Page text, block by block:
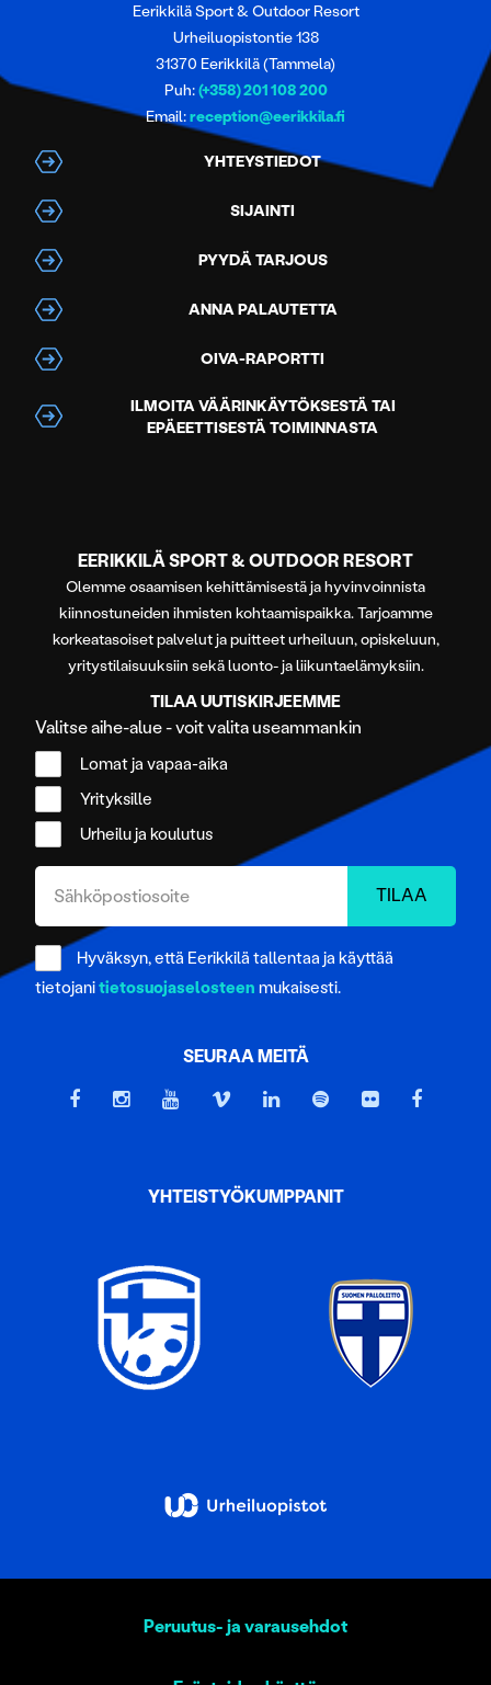
Eerikkilä Sport & Outdoor Resort
Urheiluopistontie 138
31370 Eerikkilä (Tammela)
Puh:(+358) 201 108 200
Email:reception@eerikkila.fi
YHTEYSTIEDOT
SIJAINTI
PYYDÄ TARJOUS
ANNA PALAUTETTA
OIVA-RAPORTTI
ILMOITA VÄÄRINKÄYTÖKSESTÄ TAI
EPÄEETTISESTÄ TOIMINNASTA
EERIKKILÄ SPORT & OUTDOOR RESORT
Olemme osaamisen kehittämisestä ja hyvinvoinnista
kiinnostuneiden ihmisten kohtaamispaikka. Tarjoamme
korkeatasoiset palvelut ja puitteet urheiluun, opiskeluun,
yritystilaisuuksiin sekä luonto- ja liikuntaelämyksiin.
TILAA UUTISKIRJEEMME
Valitse aihe-alue - voit valita useammankin
Lomat ja vapaa-aika
Yrityksille
Urheilu ja koulutus
Hyväksyn, että Eerikkilä tallentaa ja käyttää
tietojanitietosuojaselosteen mukaisesti.
SEURAA MEITÄ
YHTEISTYÖKUMPPANIT
Peruutus- ja varausehdot